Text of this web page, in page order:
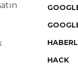
HACK